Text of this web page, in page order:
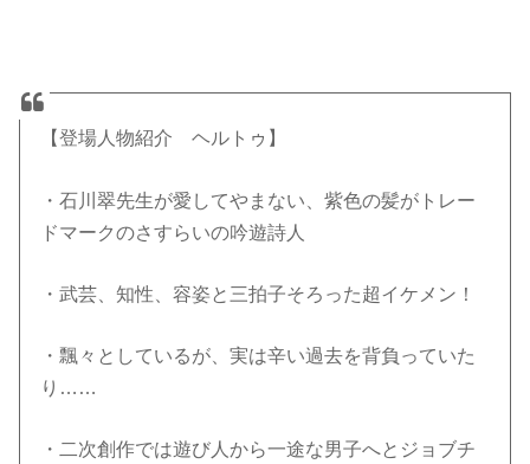
【登場人物紹介 ヘルトゥ】
・石川翠先生が愛してやまない、紫色の髪がトレー
ドマークのさすらいの吟遊詩人
・武芸、知性、容姿と三拍子そろった超イケメン！
・飄々としているが、実は辛い過去を背負っていた
り……
・二次創作では遊び人から一途な男子へとジョブチ